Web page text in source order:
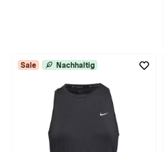
Sale Nachhaltig